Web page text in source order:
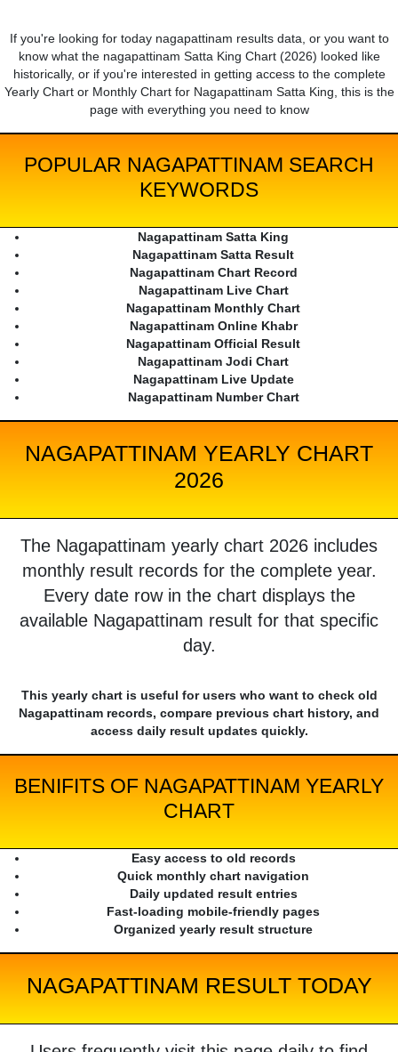
If you're looking for today nagapattinam results data, or you want to
know what the nagapattinam Satta King Chart (2026) looked like
historically, or if you're interested in getting access to the complete
Yearly Chart or Monthly Chart for Nagapattinam Satta King, this is the
page with everything you need to know
POPULAR NAGAPATTINAM SEARCH
KEYWORDS
Nagapattinam Satta King
Nagapattinam Satta Result
Nagapattinam Chart Record
Nagapattinam Live Chart
Nagapattinam Monthly Chart
Nagapattinam Online Khabr
Nagapattinam Official Result
Nagapattinam Jodi Chart
Nagapattinam Live Update
Nagapattinam Number Chart
NAGAPATTINAM YEARLY CHART
2026
The Nagapattinam yearly chart 2026 includes
monthly result records for the complete year.
Every date row in the chart displays the
available Nagapattinam result for that specific
day.
This yearly chart is useful for users who want to check old
Nagapattinam records, compare previous chart history, and
access daily result updates quickly.
BENIFITS OF NAGAPATTINAM YEARLY
CHART
Easy access to old records
Quick monthly chart navigation
Daily updated result entries
Fast-loading mobile-friendly pages
Organized yearly result structure
NAGAPATTINAM RESULT TODAY